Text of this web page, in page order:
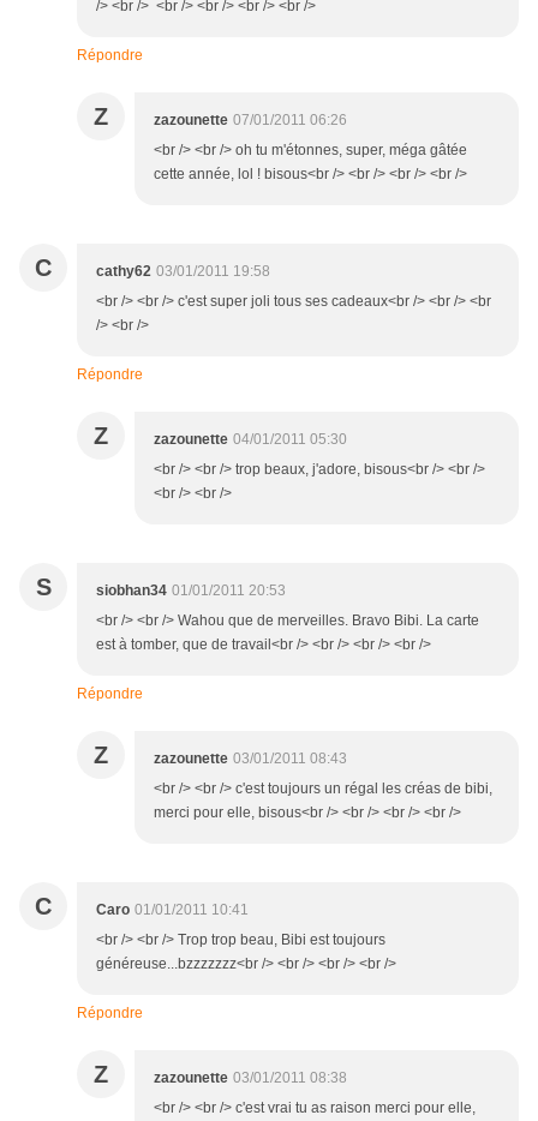
/> <br /> <br /> <br /> <br /> <br />
Répondre
Z zazounette 07/01/2011 06:26
<br /> <br /> oh tu m'étonnes, super, méga gâtée
cette année, lol ! bisous<br /> <br /> <br /> <br />
C cathy62 03/01/2011 19:58
<br /> <br /> c'est super joli tous ses cadeaux<br /> <br /> <br
/> <br />
Répondre
Z zazounette 04/01/2011 05:30
<br /> <br /> trop beaux, j'adore, bisous<br /> <br />
<br /> <br />
S siobhan34 01/01/2011 20:53
<br /> <br /> Wahou que de merveilles. Bravo Bibi. La carte
est à tomber, que de travail<br /> <br /> <br /> <br />
Répondre
Z zazounette 03/01/2011 08:43
<br /> <br /> c'est toujours un régal les créas de bibi,
merci pour elle, bisous<br /> <br /> <br /> <br />
C Caro 01/01/2011 10:41
<br /> <br /> Trop trop beau, Bibi est toujours
généreuse...bzzzzzzz<br /> <br /> <br /> <br />
Répondre
Z zazounette 03/01/2011 08:38
<br /> <br /> c'est vrai tu as raison merci pour elle,